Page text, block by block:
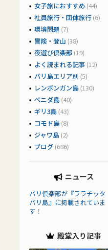
女子旅におすすめ (44)
社員旅行・団体旅行 (6)
環境問題 (7)
冒険・登山 (38)
夜遊び倶楽部 (19)
よく読まれる記事 (12)
バリ島エリア別 (5)
レンボンガン島 (130)
ペニダ島 (40)
ギリ3島 (43)
コモド島 (8)
ジャワ島 (2)
ブログ (686)
ニュース
バリ倶楽部が『ララチッタ
バリ島』に掲載されていま
す！
殿堂入り記事